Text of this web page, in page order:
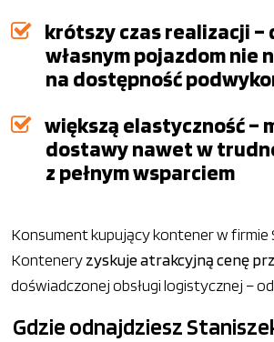
krótszy czas realizacji –
własnym pojazdom nie
na dostępność
większą elastyczność –
dostawy nawet w
z pełnym wsparciem
Konsument kupujący kontener w firmie
Konteneryzyskuje atrakcyjną cenę
doświadczonej obsługi logistycznej –
Gdzie odnajdziesz